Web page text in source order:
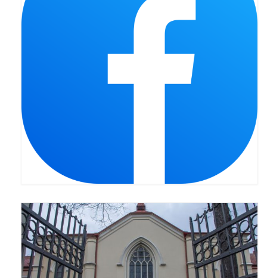
Bierzmowanie 24.10.2022r.
Pasterka 2021
Kościół Stacyjny Wielkiego Postu 2021
Pierwsza Komunia Święta
Pierwsza Komunia Święta – Grupa 1